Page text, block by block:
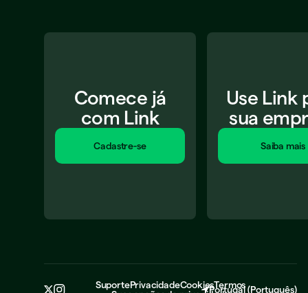
Comece já
com Link
Cadastre-se​
Use Link
sua
Saiba mais​​
Suporte​Privacidade​Cookies​Termos​
Portugal(Português)